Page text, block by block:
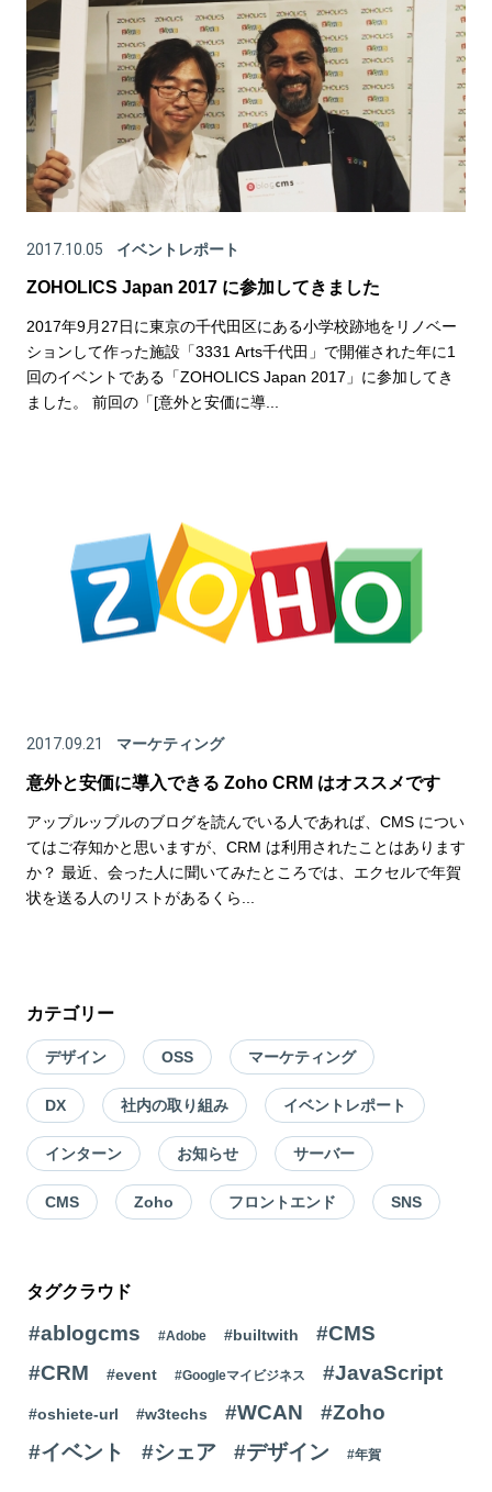
2017.10.05 イベントレポート
ZOHOLICS Japan 2017 に参加してきました
2017年9月27日に東京の千代田区にある小学校跡地をリノベー
ションして作った施設「3331 Arts千代田」で開催された年に1
回のイベントである「ZOHOLICS Japan 2017」に参加してき
ました。 前回の「[意外と安価に導...
2017.09.21 マーケティング
意外と安価に導入できる Zoho CRM はオススメです
アップルップルのブログを読んでいる人であれば、CMS につい
てはご存知かと思いますが、CRM は利用されたことはあります
か？ 最近、会った人に聞いてみたところでは、エクセルで年賀
状を送る人のリストがあるくら...
カテゴリー
デザイン OSS マーケティング
DX 社内の取り組み イベントレポート
インターン お知らせ サーバー
CMS Zoho フロントエンド SNS
タグクラウド
#ablogcms #Adobe #builtwith
#CMS
#CRM
#event #Googleマイビジネス #JavaScript
#oshiete-url #w3techs #WCAN
#Zoho
#イベント
#シェア #デザイン #年賀